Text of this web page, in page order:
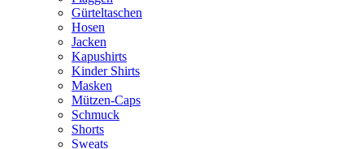
Gürteltaschen
Hosen
Jacken
Kapushirts
Kinder Shirts
Masken
Mützen-Caps
Schmuck
Shorts
Sweats